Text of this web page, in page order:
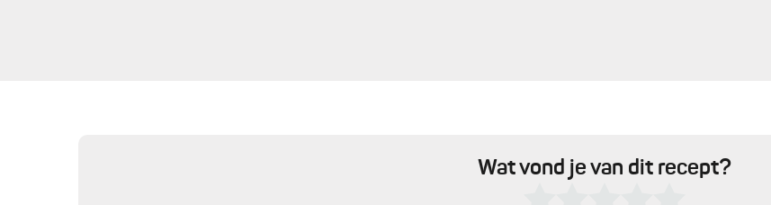
Wat vond je van dit recept?